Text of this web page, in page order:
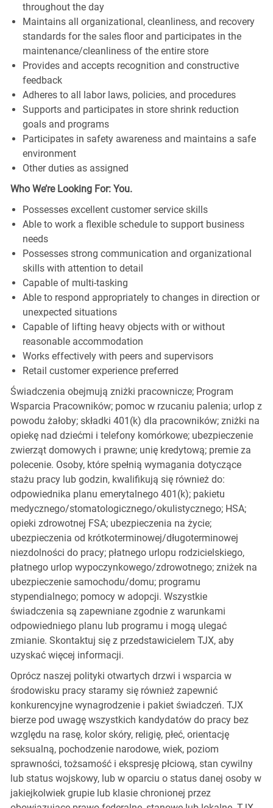
throughout the day
Maintains all organizational, cleanliness, and recovery
standards for the sales floor and participates in the
maintenance/cleanliness of the entire store
Provides and accepts recognition and constructive
feedback
Adheres to all labor laws, policies, and procedures
Supports and participates in store shrink reduction
goals and programs
Participates in safety awareness and maintains a safe
environment
Other duties as assigned
Who We’re Looking For: You.
Possesses excellent customer service skills
Able to work a flexible schedule to support business
needs
Possesses strong communication and organizational
skills with attention to detail
Capable of multi-tasking
Able to respond appropriately to changes in direction or
unexpected situations
Capable of lifting heavy objects with or without
reasonable accommodation
Works effectively with peers and supervisors
Retail customer experience preferred
Świadczenia obejmują zniżki pracownicze; Program
Wsparcia Pracowników; pomoc w rzucaniu palenia; urlop z
powodu żałoby; składki 401(k) dla pracowników; zniżki na
opiekę nad dziećmi i telefony komórkowe; ubezpieczenie
zwierząt domowych i prawne; unię kredytową; premie za
polecenie. Osoby, które spełnią wymagania dotyczące
stażu pracy lub godzin, kwalifikują się również do:
odpowiednika planu emerytalnego 401(k); pakietu
medycznego/stomatologicznego/okulistycznego; HSA;
opieki zdrowotnej FSA; ubezpieczenia na życie;
ubezpieczenia od krótkoterminowej/długoterminowej
niezdolności do pracy; płatnego urlopu rodzicielskiego,
płatnego urlop wypoczynkowego/zdrowotnego; zniżek na
ubezpieczenie samochodu/domu; programu
stypendialnego; pomocy w adopcji. Wszystkie
świadczenia są zapewniane zgodnie z warunkami
odpowiedniego planu lub programu i mogą ulegać
zmianie. Skontaktuj się z przedstawicielem TJX, aby
uzyskać więcej informacji.
Oprócz naszej polityki otwartych drzwi i wsparcia w
środowisku pracy staramy się również zapewnić
konkurencyjne wynagrodzenie i pakiet świadczeń. TJX
bierze pod uwagę wszystkich kandydatów do pracy bez
względu na rasę, kolor skóry, religię, płeć, orientację
seksualną, pochodzenie narodowe, wiek, poziom
sprawności, tożsamość i ekspresję płciową, stan cywilny
lub status wojskowy, lub w oparciu o status danej osoby w
jakiejkolwiek grupie lub klasie chronionej przez